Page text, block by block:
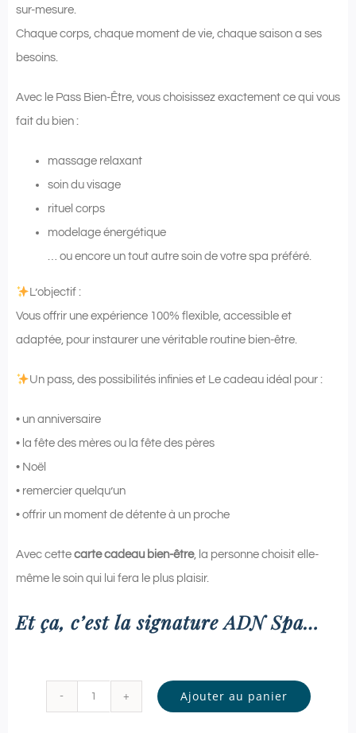
sur-mesure.
Chaque corps, chaque moment de vie, chaque saison a ses
besoins.
Avec le Pass Bien-Être, vous choisissez exactement ce qui vous
fait du bien :
massage relaxant
soin du visage
rituel corps
modelage énergétique
… ou encore un tout autre soin de votre spa préféré.
L’objectif :
Vous offrir une expérience 100% flexible, accessible et
adaptée, pour instaurer une véritable routine bien-être.
Un pass, des possibilités infinies et Le cadeau idéal pour :
• un anniversaire
• la fête des mères ou la fête des pères
• Noël
• remercier quelqu’un
• offrir un moment de détente à un proche
Avec cette carte cadeau bien-être, la personne choisit elle-
même le soin qui lui fera le plus plaisir.
Et ça, c’est la signature ADN Spa…
Ajouter au panier